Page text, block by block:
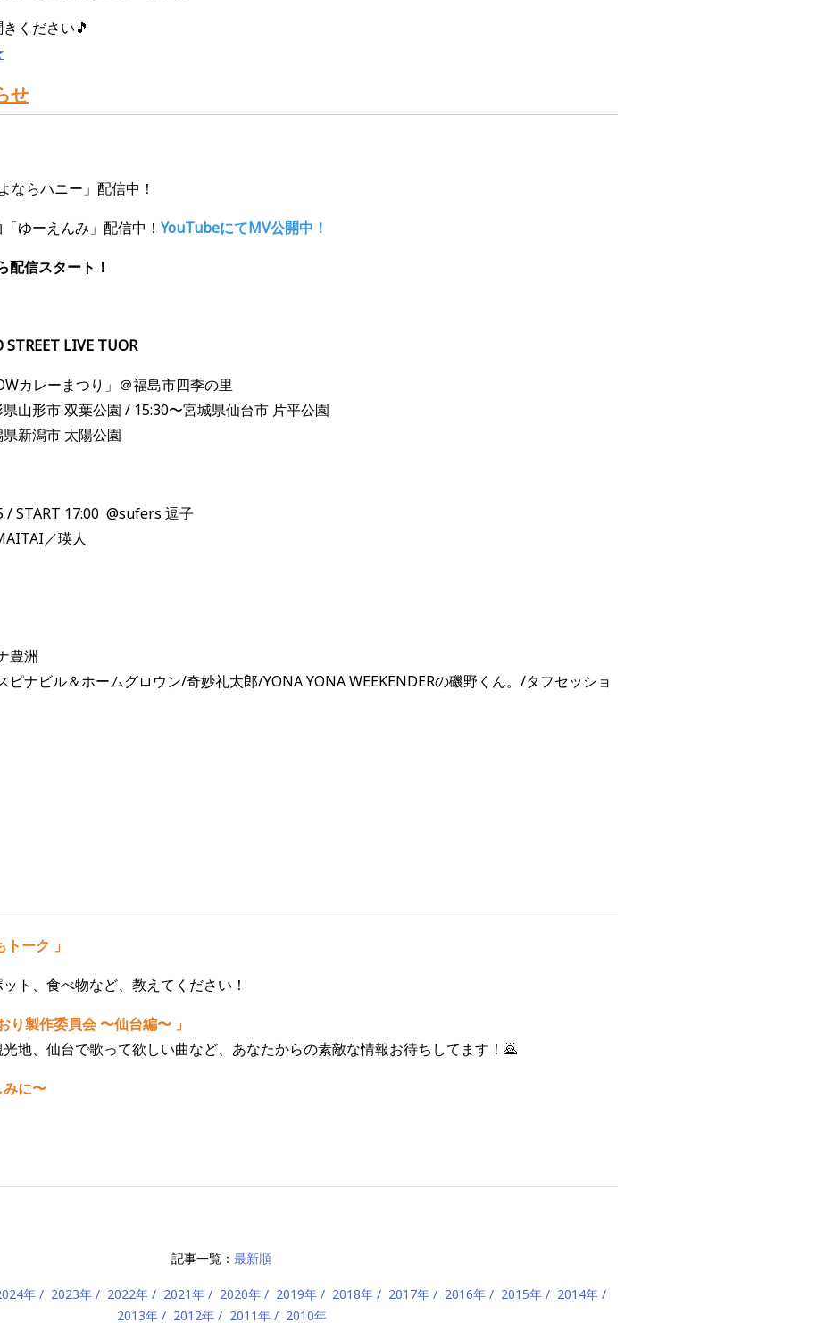
ください🎵
せ
ならハニー」配信中！
ゆーえんみ」配信中！ YouTubeにてMV公開中！
配信スタート！
LIVE TUOR
カレーまつり」＠福島市四季の里
山形市 双葉公園 / 15:30〜宮城県仙台市 片平公園
新潟市 太陽公園
/ START 17:00 @sufers 逗子
／瑛人
豊洲
ナビル＆ホームグロウン/奇妙礼太郎/YONA YONA WEEKENDERの磯野くん。/タフセッショ
トーク 」
ト、食べ物など、教えてください！
製作委員会 〜仙台編〜 」
地、仙台で歌って欲しい曲など、あなたからの素敵な情報お待ちしてます！🙇
に〜
記事一覧： 最新順
年 2023年 2022年 2021年 2020年 2019年 2018年 2017年 2016年 2015年
2014年
2013年
2012年 2011年 2010年